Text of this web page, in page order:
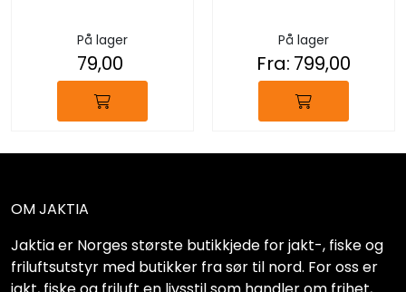
På lager
79,00
På lager
Fra: 799,00
OM JAKTIA
Jaktia er Norges største butikkjede for jakt-, fiske og
friluftsutstyr med butikker fra sør til nord. For oss er